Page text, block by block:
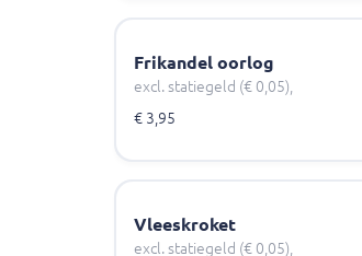
Frikandel oorlog
excl. statiegeld (€ 0,05),
€ 3,95
Vleeskroket
excl. statiegeld (€ 0,05),